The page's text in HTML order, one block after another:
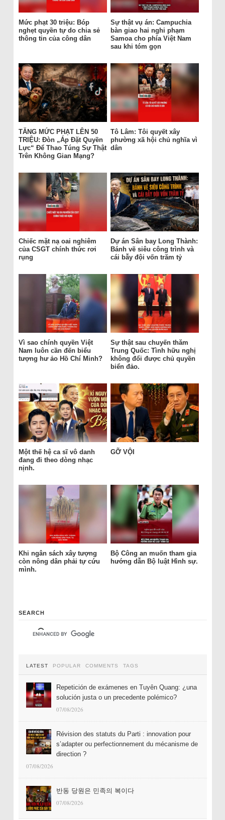
Mức phạt 30 triệu: Bóp
nghẹt quyền tự do chia sẻ
thông tin của công dân
Sự thật vụ án: Campuchia
bàn giao hai nghi phạm
Samoa cho phía Việt Nam
sau khi tóm gọn
TĂNG MỨC PHẠT LÊN 50
TRIỆU: Đòn „Áp Đặt Quyền
Lực“ Để Thao Túng Sự Thật
Trên Không Gian Mạng?
Tô Lâm: Tôi quyết xây
phường xã hội chủ nghĩa vì
dân
Chiếc mặt nạ oai nghiêm
của CSGT chính thức rơi
rụng
Dự án Sân bay Long Thành:
Bánh vẽ siêu công trình và
cái bẫy đội vốn trăm tỷ
Vì sao chính quyền Việt
Nam luôn cần đến biểu
tượng hư ảo Hồ Chí Minh?
Sự thật sau chuyến thăm
Trung Quốc: Tình hữu nghị
không đổi được chủ quyền
biển đảo.
Một thế hệ ca sĩ vô danh
đang đi theo dòng nhạc
nịnh.
GỠ VỘI
Khi ngân sách xây tượng
còn nông dân phải tự cứu
mình.
Bộ Công an muốn tham gia
hướng dẫn Bộ luật Hình sự.
SEARCH
LATEST POPULAR COMMENTS TAGS
Repetición de exámenes en Tuyên Quang: ¿una
solución justa o un precedente polémico?
07/08/2026
Révision des statuts du Parti : innovation pour
s’adapter ou perfectionnement du mécanisme de
direction ?
07/08/2026
반동 당원은 민족의 복이다
07/08/2026